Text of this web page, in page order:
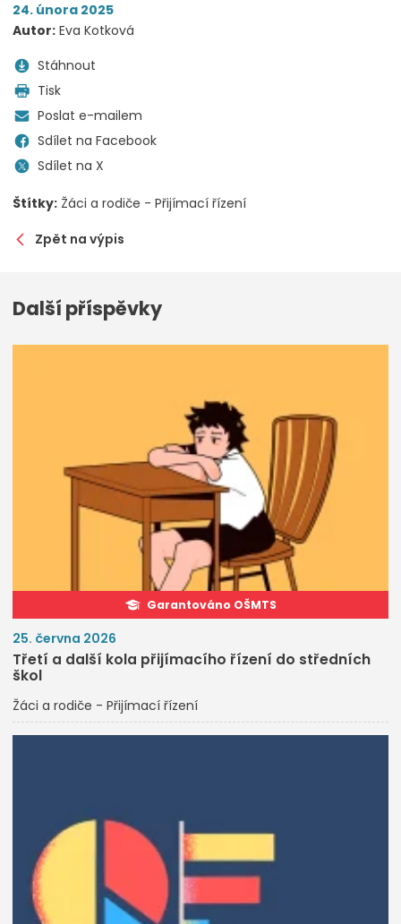
24. února 2025
Autor: Eva Kotková
Stáhnout
Tisk
Poslat e-mailem
Sdílet na Facebook
Sdílet na X
Štítky: Žáci a rodiče - Přijímací řízení
Zpět na výpis
Další příspěvky
Garantováno OŠMTS
25. června 2026
Třetí a další kola přijímacího řízení do středních
škol
Žáci a rodiče - Přijímací řízení